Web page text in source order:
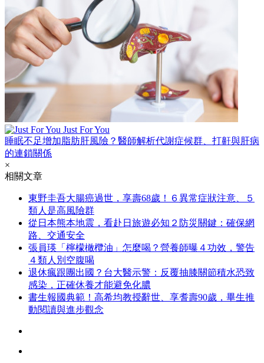
Just For You
睡眠不足增加脂肪肝風險？醫師解析代謝症候群、打鼾與肝病
的連鎖關係
×
相關文章
東野圭吾大腸癌過世，享壽68歲！６異常症狀注意、５
類人是高風險群
從日本熊本地震，看赴日旅遊必知２防災關鍵：確保網
路、交通安全
張員瑛「檸檬橄欖油」怎麼喝？營養師曝４功效，警告
４類人別空腹喝
退休瘋跟團出國？台大醫示警：反覆抽膝關節積水恐致
感染，正確休養才能避免化膿
書生報國典範！高希均教授辭世、享耆壽90歲，畢生推
動閱讀與進步觀念